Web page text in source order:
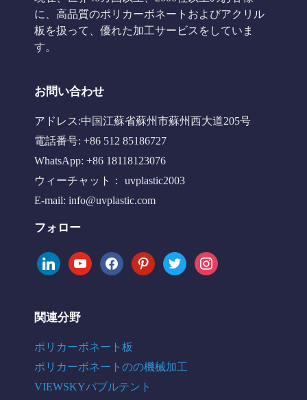
に、高品質のポリカーボネートおよびアクリル
板を扱って、優れた加工サービスをしていま
す。
お問い合わせ
アドレス:中国江蘇省蘇州市蘇州西大道205号
電話番号: +86 512 85186727
WhatsApp: +86 18118123076
ウィーチャット： uvplastic2003
E-mail: info@uvplastic.com
フォロー
linkedinyoutubefacebookpinteresttwitter instagram
関連分野
ポリカーボネート板
ポリカーボネートのの機械加工
VIEWSKYバブルテント